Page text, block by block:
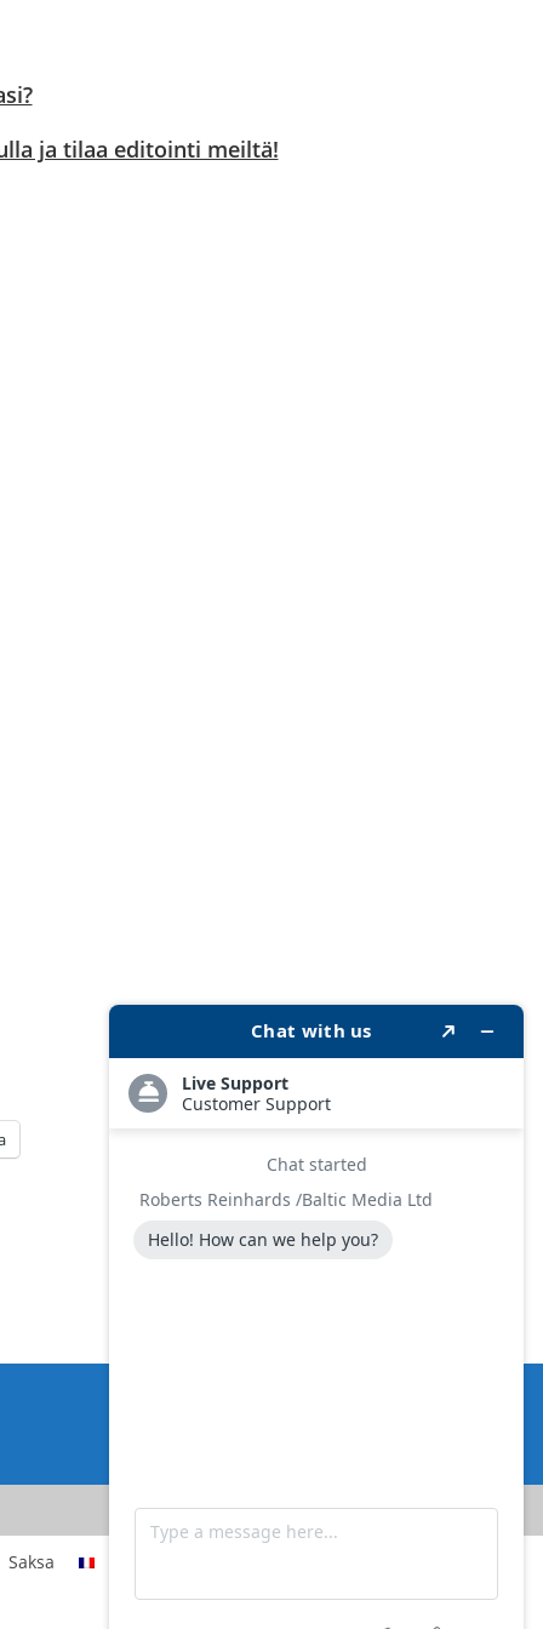
ja tilaa editointi meiltä!
Saksa